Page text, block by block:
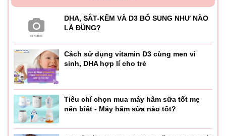
DHA, SẮT-KẼM VÀ D3 BỔ SUNG NHƯ NÀO
LÀ ĐÚNG?
Cách sử dụng vitamin D3 cùng men vi
sinh, DHA hợp lí cho trẻ
Tiêu chí chọn mua máy hâm sữa tốt mẹ
nên biết - Máy hâm sữa nào tốt?